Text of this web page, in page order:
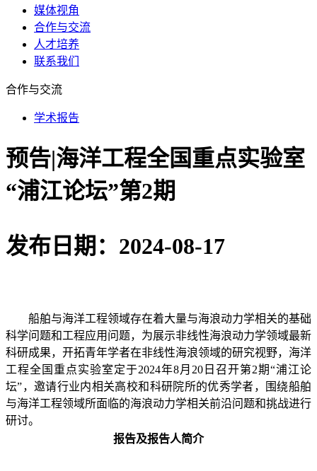
媒体视角
合作与交流
人才培养
联系我们
合作与交流
学术报告
预告|海洋工程全国重点实验室
“浦江论坛”第2期
发布日期：2024-08-17
船舶与海洋工程领域存在着大量与海浪动力学相关的基础
科学问题和工程应用问题，为展示非线性海浪动力学领域最新
科研成果，开拓青年学者在非线性海浪领域的研究视野，海洋
工程全国重点实验室定于2024年8月 20 日召开第2期“浦江论
坛”，邀请行业内相关高校和科研院所的优秀学者，围绕船舶
与海洋工程领域所面临的海浪动力学相关前沿问题和挑战进行
研讨。
报告及报告人简介